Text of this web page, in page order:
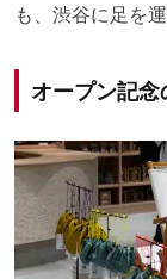
も、渋谷に足を
オープン記